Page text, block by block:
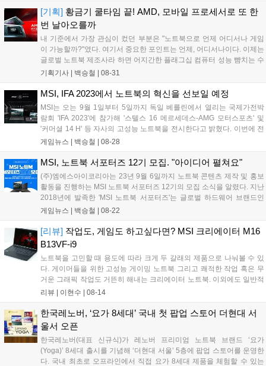
정신, 기술 세 가지를 공유하는 느낌이랄까....
[기획] 황금기 쿨타임 끝! AMD, 모바일 프로세서로 또 한
번 날아오를까
내 기준에서 가장 관심이 컸던 부분은 "노트북으로 언제 어디서나 게임
이 가능할까?"였다. 여기서 중요한 포인트는 언제, 어디서나이다. 이제는
글로벌 노트북 제조사라 하면 어지간한 플래그십 컴퓨터 성능 뺨치는 수
준의 제품들은 한두 개씩 갖고 있는 세상이지만, 제아무리 가벼워도 2kg
때문이다. 컴퓨터와 다르게 노트북은 생각해야 할 것들이 많다. 휴대용
펙인 분야다. 일반적으로 다른 분야에는 모든 면에서 완벽한 상위 호환
의 제품이 존재하는 편이지만, 노트북 시장에는 그런 게 잘 없다. 흑백으
로 구분하면 성능은 비교적 아쉽지만 휴대성이 좋거나, AAA 급 게임을
즐길 수 있을 정도로 사양이 빵빵하지만 어디에나 들고 다니긴 다소 부
이루었거나. 아무리 가격이 비싸도 어떤 자리에나 들고 갈 정도로 가볍
고, 누구나 만족을 느낄 만큼의 빵빵한 성능을 자랑하는 노트북은 아직
없다....
기획기사 | 백승철 | 08-31
MSI, IFA 2023에서 노트북의 혁신을 선보일 예정
MSI는 오는 9월 1일부터 5일까지 독일 베를린에서 열리는 국제가전박
람회 'IFA 2023'에 참가해 '스텔스 16 메르세데스-AMG 모터스포츠' 및
'커머셜 14 H' 등 자사의 고성능 노트북을 전시한다고 밝혔다. 이번에 전
시되는 '스텔스 16 메르세데스-AMG 모터스포츠'는 MSI와 메르세데스-
텔 코어 i9 프로세서와 엔비디아 지포스 RTX 4070 그래픽, 4K OLED 패
게임뉴스 | 백승철 | 08-28
MSI, 노트북 서포터즈 12기 모집. "아이디어 펼쳐요"
(주)엠에스아이코리아는 23년 9월 6일까지 노트북 콘텐츠 제작 및 홍보
활동을 진행하는 MSI 노트북 서포터즈 12기의 모집 소식을 알렸다. 지난
2018년에 발족한 'MSI 노트북 서포터즈'는 글로벌 하드웨어 브랜드인
MSI가 운영하는 IT업계의 대표적인 대외활동 프로그램이다. IT 및 MSI
년 9월 13일(수)부터 2024년 3월 중순까지 약 6개월간 온라인 콘텐츠 제
작, 노트북 사용 후기 등의 다양한 홍보 활동을 하게 된다....
게임뉴스 | 백승철 | 08-22
[리뷰] 작업도, 게임도 하고싶다면? MSI 크리에이터 M16
B13VF-i9
노트북을 고민할 때 용도에 따라 크게 두 갈래의 제품으로 나눠볼 수 있
다. 게이머들을 위한 고성능 게이밍 노트북 그리고 쾌적한 작업 혹은 무
거운 그래픽 작업도 거뜬히 해내는 크리에이터 노트북. 이외에도 일반적
으로 소비자들에게 선보이는 컨슈머 노트북, 간단한 작업을 처리하는 비
트북을 선택할...
리뷰 | 이현수 | 08-14
한국레노버, ‘요가 8세대’ 국내 첫 팝업 스토어 더현대 서
울서 오픈
한국레노버(대표 신규식)가 레노버 프리미엄 노트북 브랜드 ‘요가
(Yoga)’ 8세대 출시를 기념해 ‘더현대 서울’ 5층에 팝업 스토어를 운영한
다. 국내 최초로 오프라인에서 직접 요가 8세대 제품을 체험할 수 있는